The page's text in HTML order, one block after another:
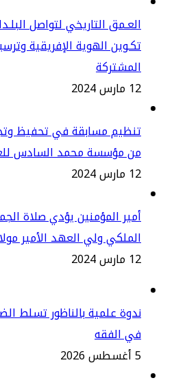
التاريخي لتواصل البلـدان
الهوية الإفريقية وترسيخ
مسابقة في تحفيظ وتجويد
مؤسسة محمد السادس للعلماء
المؤمنين يؤدي صلاة الجمعة
ولي العهد الأمير مولاي
علمية بالناظور تسلط الضوء على
الفقه